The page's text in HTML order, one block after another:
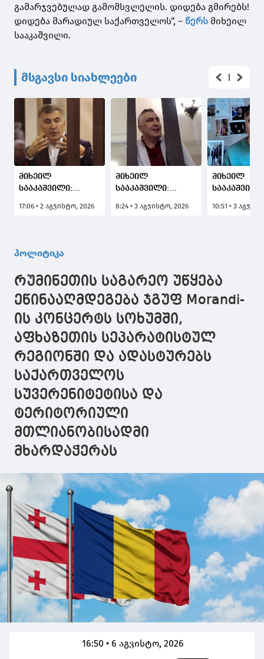
გამარჯვებულად გამომსვლელის. დიდება გმირებს!
დიდება მარადიულ საქართველოს“, – წერს მიხეილ
სააკაშვილი.
მსგავსი სიახლეები
მიხეილ
სააკაშვილი:
თავიანთ
მაბრალებენ და
ჩამწიხლონ,
გამანადგურონ
17:06 • 2 აგვისტო, 2026
მიხეილ
სააკაშვილი:
პენელოპა
ქართველი
"ოპოზიციონერები",
რომლებიც
ხვდებიან რომ
პენელოპას მე
უფრო
შევესაბამები
8:24 • 3 აგვისტო, 2026
მიხეილ
პლაჟზე
პირატული
არ გინდათ
ადგილი?"
10:51 • 3
პოლიტიკა
რუმინეთის საგარეო უწყება
ეწინააღმდეგება ჯგუფ Morandi-
ის კონცერტს სოხუმში,
აფხაზეთის სეპარატისტულ
რეგიონში და ადასტურებს
საქართველოს
სუვერენიტეტისა და
ტერიტორიული
მთლიანობისადმი
მხარდაჭერას
16:50 • 6 აგვისტო, 2026